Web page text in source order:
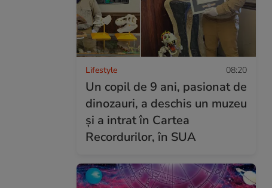
Lifestyle 08:20
Un copil de 9 ani, pasionat de
dinozauri, a deschis un muzeu
și a intrat în Cartea
Recordurilor, în SUA